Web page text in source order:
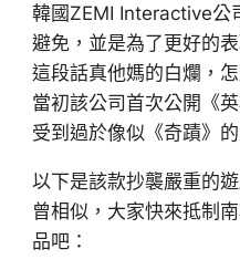
韓國ZEMI Interactive公
避免，並是為了更好的
這段話真他媽的白爛，
當初該公司首次公開《
受到過於像似《奇蹟》的
以下是該款抄襲嚴重的
曾相似，大家快來抵制
品吧：